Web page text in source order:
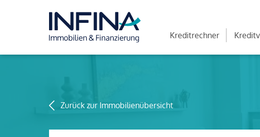
Kreditrechner
Zurück zur Immobilienübersicht